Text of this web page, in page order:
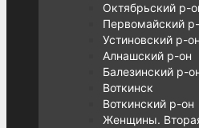
Октябрьский р-
Первомайский
Устиновский р-он
Алнашский р-он
Балезинский р-
Воткинск
Воткинский р-он
Женщины.